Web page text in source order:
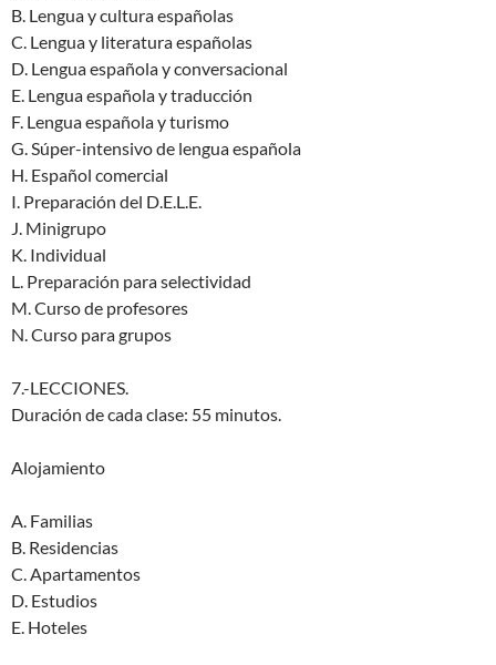
B. Lengua y cultura españolas
C. Lengua y literatura españolas
D. Lengua española y conversacional
E. Lengua española y traducción
F. Lengua española y turismo
G. Súper-intensivo de lengua española
H. Español comercial
I. Preparación del D.E.L.E.
J. Minigrupo
K. Individual
L. Preparación para selectividad
M. Curso de profesores
N. Curso para grupos
7.-LECCIONES.
Duración de cada clase: 55 minutos.
Alojamiento
A. Familias
B. Residencias
C. Apartamentos
D. Estudios
E. Hoteles